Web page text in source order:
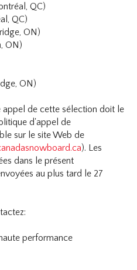
QC)
QC)
ON)
ON)
ON)
appel de cette sélection doit le
d'appel de
sur le site Web de
). Les
dans le présent
au plus tard le 27
performance